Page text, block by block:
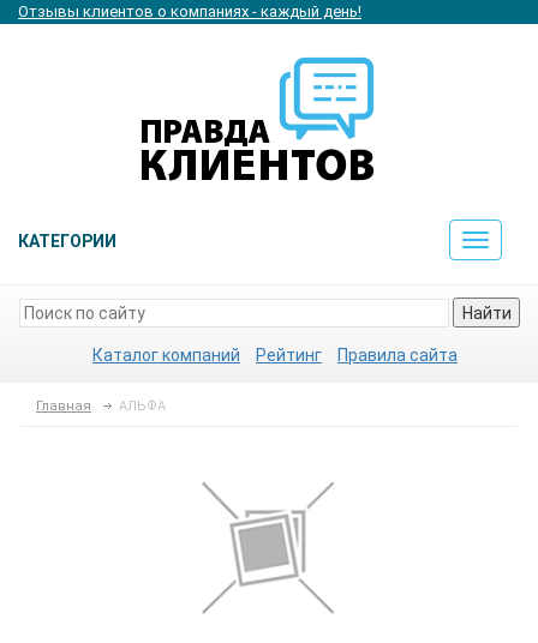
Отзывы клиентов о компаниях - каждый день!
КАТЕГОРИИ
Toggle
Найти
Каталог компаний Рейтинг Правила сайта
Главная АЛЬФА